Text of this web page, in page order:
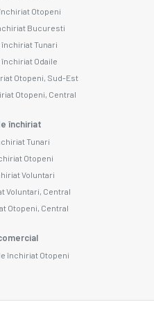
Otopeni
Bucuresti
Tunari
Odaile
Otopeni, Sud-Est
Otopeni, Central
închiriat
Tunari
Otopeni
Voluntari
Voluntari, Central
Otopeni, Central
închiriat Otopeni